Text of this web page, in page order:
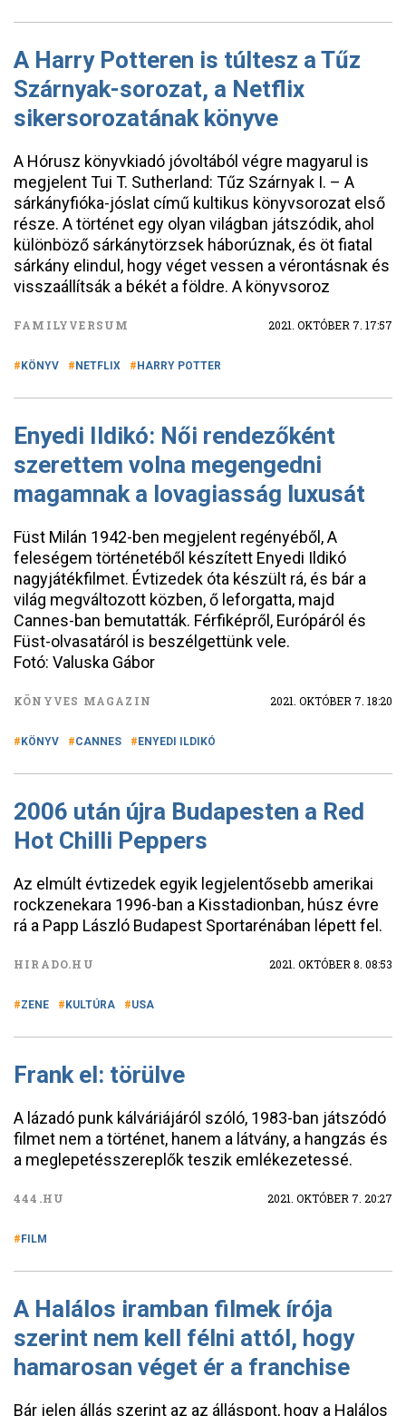
A Harry Potteren is túltesz a Tűz
Szárnyak-sorozat, a Netflix
sikersorozatának könyve
A Hórusz könyvkiadó jóvoltából végre magyarul is
megjelent Tui T. Sutherland: Tűz Szárnyak I. – A
sárkányfióka-jóslat című kultikus könyvsorozat első
része. A történet egy olyan világban játszódik, ahol
különböző sárkánytörzsek háborúznak, és öt fiatal
sárkány elindul, hogy véget vessen a vérontásnak és
visszaállítsák a békét a földre. A könyvsoroz
FAMILYVERSUM 2021. OKTÓBER 7. 17:57
KÖNYV NETFLIX HARRY POTTER
Enyedi Ildikó: Női rendezőként
szerettem volna megengedni
magamnak a lovagiasság luxusát
Füst Milán 1942-ben megjelent regényéből, A
feleségem történetéből készített Enyedi Ildikó
nagyjátékfilmet. Évtizedek óta készült rá, és bár a
világ megváltozott közben, ő leforgatta, majd
Cannes-ban bemutatták. Férfiképről, Európáról és
Füst-olvasatáról is beszélgettünk vele.
Fotó: Valuska Gábor
KÖNYVES MAGAZIN 2021. OKTÓBER 7. 18:20
KÖNYV CANNES ENYEDI ILDIKÓ
2006 után újra Budapesten a Red
Hot Chilli Peppers
Az elmúlt évtizedek egyik legjelentősebb amerikai
rockzenekara 1996-ban a Kisstadionban, húsz évre
rá a Papp László Budapest Sportarénában lépett fel.
HIRADO.HU 2021. OKTÓBER 8. 08:53
ZENE KULTÚRA USA
Frank el: törülve
A lázadó punk kálváriájáról szóló, 1983-ban játszódó
filmet nem a történet, hanem a látvány, a hangzás és
a meglepetésszereplők teszik emlékezetessé.
444.HU 2021. OKTÓBER 7. 20:27
FILM
A Halálos iramban filmek írója
szerint nem kell félni attól, hogy
hamarosan véget ér a franchise
Bár jelen állás szerint az az álláspont, hogy a Halálos